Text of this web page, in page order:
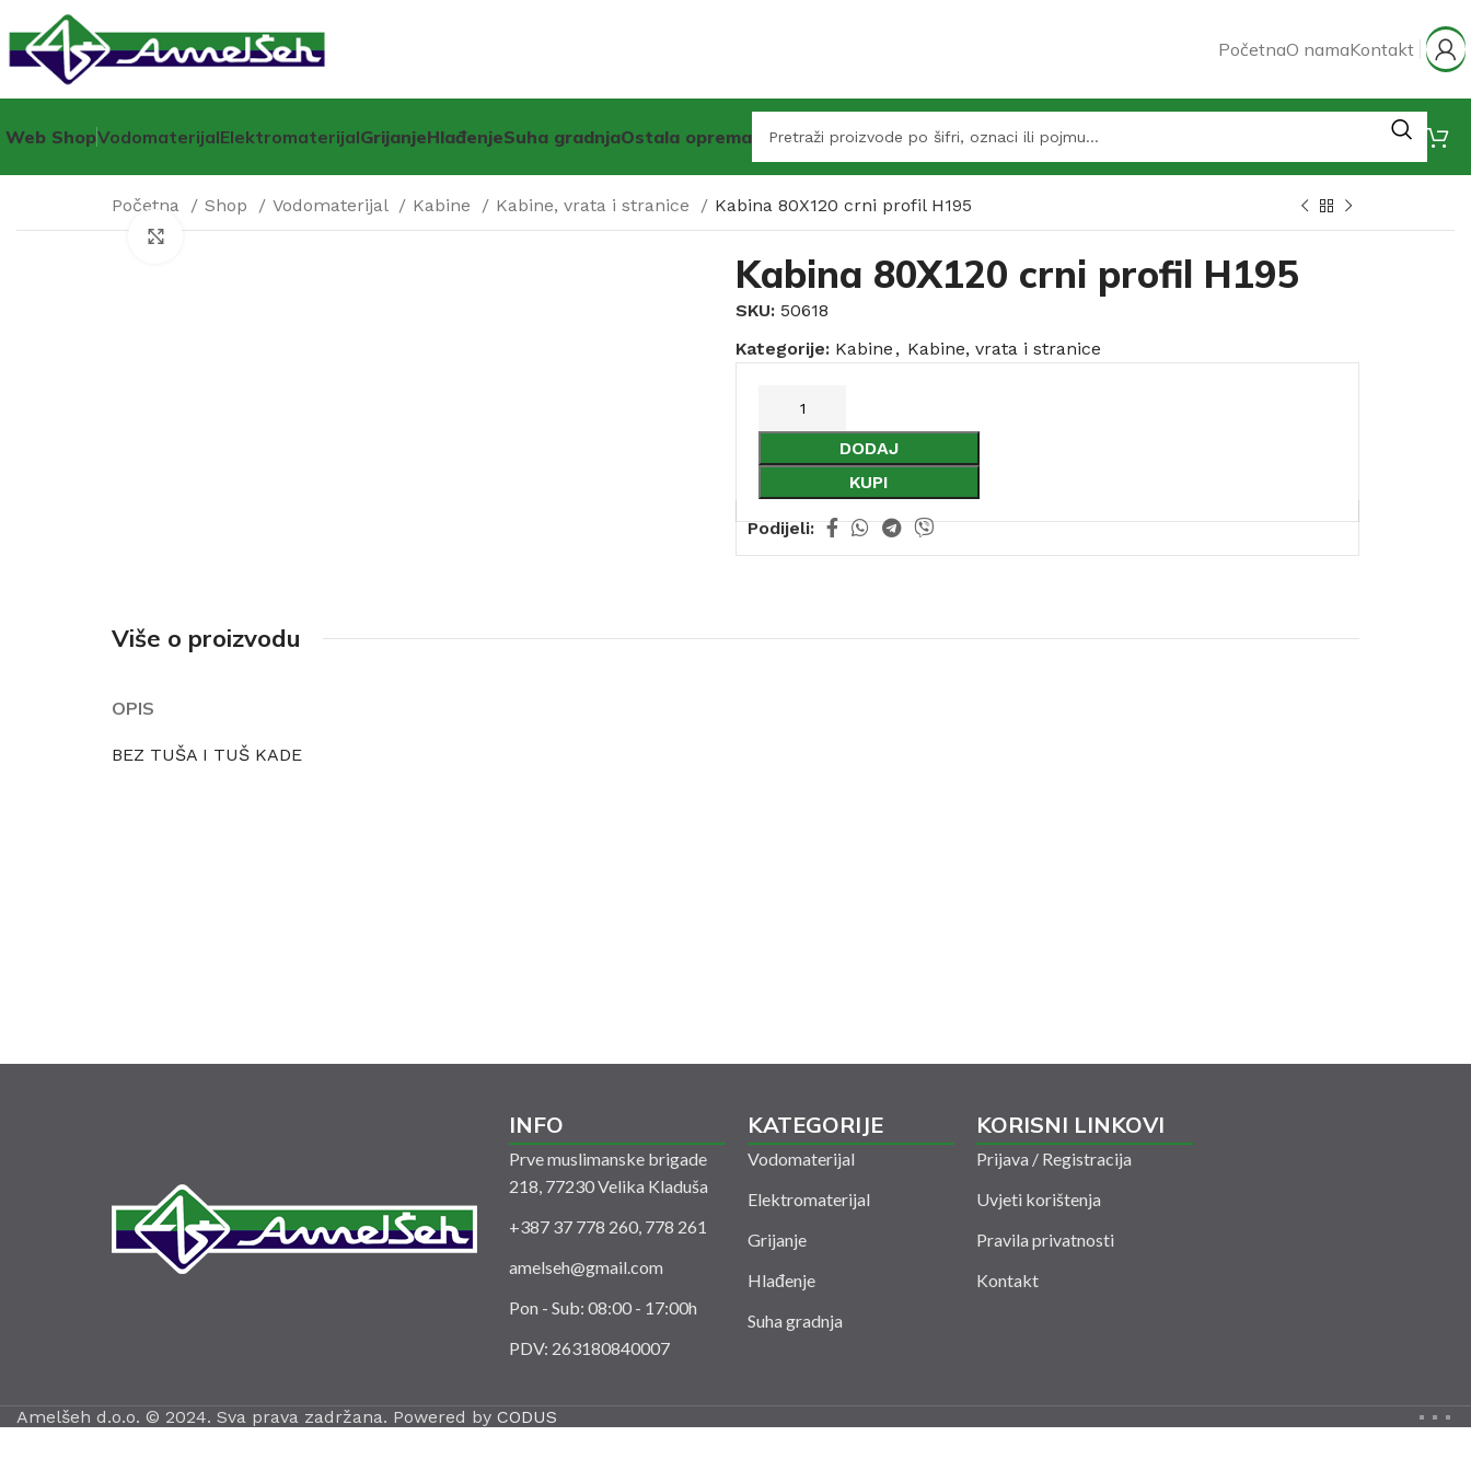
PočetnaO namaKontakt
Web ShopVodomaterijalElektromaterijalGrijanjeHlađenjeSuha gradnjaOstala oprema
Početna Shop Vodomaterijal Kabine Kabine, vrata i stranice Kabina 80X120 crni profil H195
Click to enlarge
Kabina 80X120 crni profil H195
SKU: 50618
Kategorije: Kabine , Kabine, vrata i stranice
DODAJ
KUPI
Podijeli:
Više o proizvodu
OPIS
BEZ TUŠA I TUŠ KADE
INFO
Prve muslimanske brigade
218, 77230 Velika Kladuša
+387 37 778 260, 778 261
amelseh@gmail.com
Pon - Sub: 08:00 - 17:00h
PDV: 263180840007
KATEGORIJE
Vodomaterijal
Elektromaterijal
Grijanje
Hlađenje
Suha gradnja
KORISNI LINKOVI
Prijava / Registracija
Uvjeti korištenja
Pravila privatnosti
Kontakt
Amelšeh d.o.o. © 2024. Sva prava zadržana. Powered by CODUS